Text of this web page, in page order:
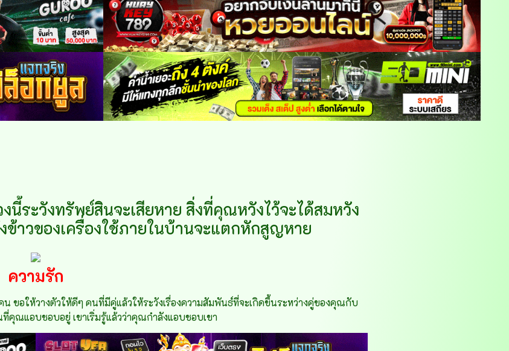
นี้ระวังทรัพย์สินจะเสียหาย สิ่งที่คุณหวังไว้จะได้สมหวัง
ข้าวของเครื่องใช้ภายในบ้านจะแตกหักสูญหาย
ความรัก
ขอให้วางตัวให้ดีๆ คนที่มีคู่แล้วให้ระวังเรื่องความสัมพันธ์ที่จะเกิดขึ้นระหว่างคู่ของคุณกับ
คุณแอบชอบอยู่ เขาเริ่มรู้แล้วว่าคุณกำลังแอบชอบเขา